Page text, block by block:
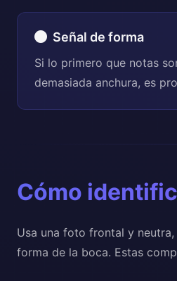
Señal de forma
Si lo primero que notas
demasiada anchura, es
Cómo
Usa una foto frontal y
forma de la boca. Estas